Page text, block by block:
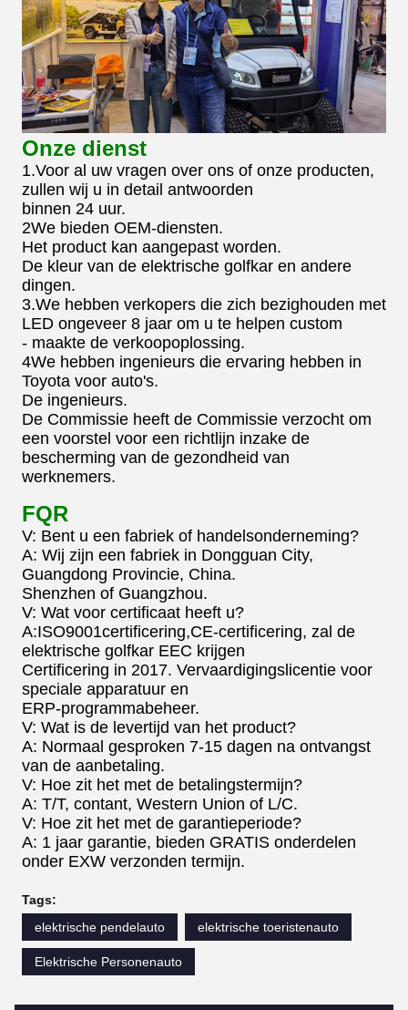
Onze dienst
1.Voor al uw vragen over ons of onze producten,
zullen wij u in detail antwoorden
binnen 24 uur.
2We bieden OEM-diensten.
Het product kan aangepast worden.
De kleur van de elektrische golfkar en andere
dingen.
3.We hebben verkopers die zich bezighouden met
LED ongeveer 8 jaar om u te helpen custom
- maakte de verkoopoplossing.
4We hebben ingenieurs die ervaring hebben in
Toyota voor auto's.
De ingenieurs.
De Commissie heeft de Commissie verzocht om
een voorstel voor een richtlijn inzake de
bescherming van de gezondheid van
werknemers.
FQR
V: Bent u een fabriek of handelsonderneming?
A: Wij zijn een fabriek in Dongguan City,
Guangdong Provincie, China.
Shenzhen of Guangzhou.
V: Wat voor certificaat heeft u?
A:ISO9001certificering,CE-certificering, zal de
elektrische golfkar EEC krijgen
Certificering in 2017. Vervaardigingslicentie voor
speciale apparatuur en
ERP-programmabeheer.
V: Wat is de levertijd van het product?
A: Normaal gesproken 7-15 dagen na ontvangst
van de aanbetaling.
V: Hoe zit het met de betalingstermijn?
A: T/T, contant, Western Union of L/C.
V: Hoe zit het met de garantieperiode?
A: 1 jaar garantie, bieden GRATIS onderdelen
onder EXW verzonden termijn.
Tags:
elektrische pendelauto
elektrische toeristenauto
Elektrische Personenauto